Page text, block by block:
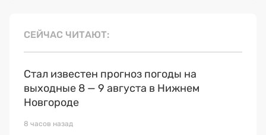
СЕЙЧАС ЧИТАЮТ
Стал известен прогноз погоды на
выходные 8 — 9 августа в Нижнем
Новгороде
8 часов назад